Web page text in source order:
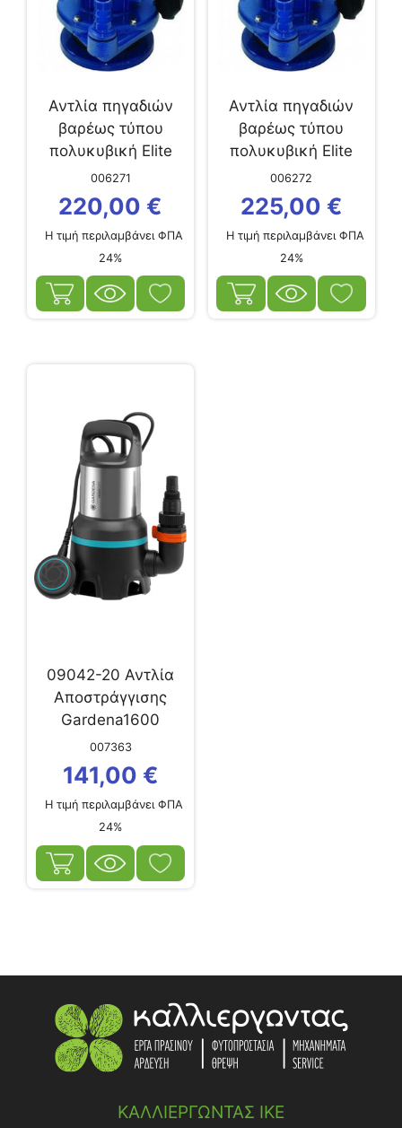
Αντλία πηγαδιών
βαρέως τύπου
πολυκυβική Elite
QDX 1.5-32
006271
220,00 €
Η τιμή περιλαμβάνει ΦΠΑ
24%
Αντλία πηγαδιών
βαρέως τύπου
πολυκυβική Elite
QDX 6-26
006272
225,00 €
Η τιμή περιλαμβάνει ΦΠΑ
24%
09042-20 Αντλία
Αποστράγγισης
Gardena1600
007363
141,00 €
Η τιμή περιλαμβάνει ΦΠΑ
24%
ΚΑΛΛΙΕΡΓΩΝΤΑΣ ΙΚΕ